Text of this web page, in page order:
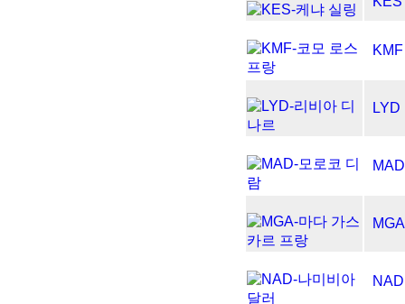
KMF
LYD
MAD
MGA
NAD